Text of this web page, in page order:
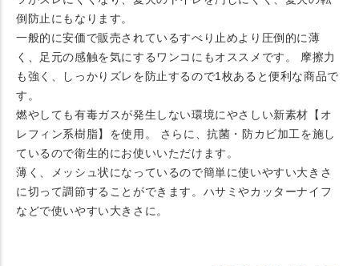
倒防止にもなります。
一般的に安価で販売されているすべり止めより圧倒的に薄
く、足元の感触を気にするワンコにもオススメです。 摩擦力
も強く、しっかりズレを防止するので1枚あると便利な商品で
す。
燃やしても有毒ガスが発生しない環境にやさしい新素材【オ
レフィン系樹脂】を使用。 さらに、抗菌・防カビ加工を施し
ているので衛生的にお使いいただけます。
薄く、メッシュ状になっているので簡単に使いやすい大きさ
に切って調節することができます。ハサミやカッターナイフ
などで使いやすい大きさに。